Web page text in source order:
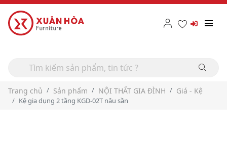
Trang chủ Sản phẩm NỘI THẤT GIA ĐÌNH Giá - Kệ
Kệ gia dụng 2 tầng KGD-02T nâu sần